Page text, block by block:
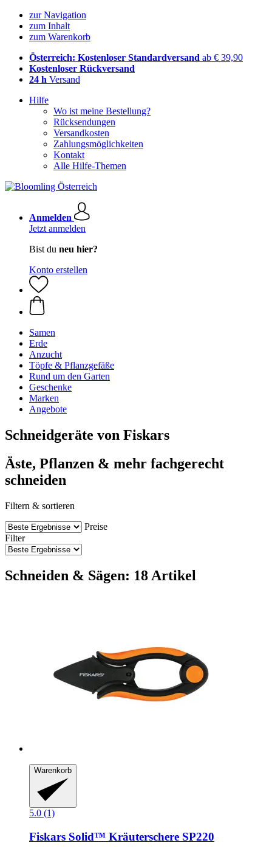
zur Navigation
zum Inhalt
zum Warenkorb
Österreich: Kostenloser Standardversand ab € 39,90
Kostenloser Rückversand
24 h Versand
Hilfe
Wo ist meine Bestellung?
Rücksendungen
Versandkosten
Zahlungsmöglichkeiten
Kontakt
Alle Hilfe-Themen
Anmelden
Jetzt anmelden
Bist du neu hier?
Konto erstellen
Samen
Erde
Anzucht
Töpfe & Pflanzgefäße
Rund um den Garten
Geschenke
Marken
Angebote
Schneidgeräte von Fiskars
Äste, Pflanzen & mehr fachgerecht
schneiden
Filtern & sortieren
Preise
Filter
Schneiden & Sägen: 18 Artikel
Warenkorb
5.0 (1)
Fiskars Solid™ Kräuterschere SP220